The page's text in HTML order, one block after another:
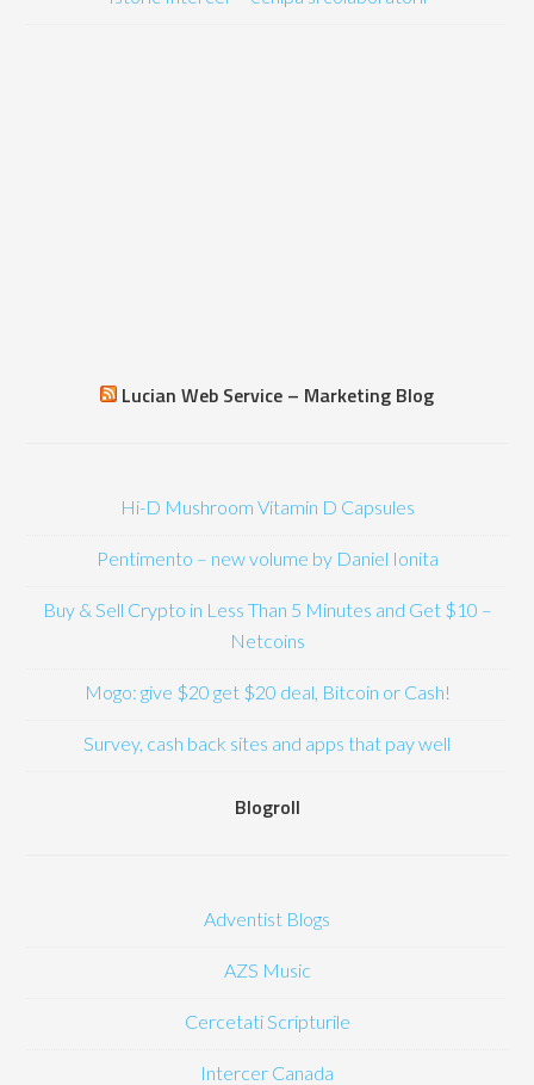
Lucian Web Service – Marketing Blog
Hi-D Mushroom Vitamin D Capsules
Pentimento – new volume by Daniel Ionita
Buy & Sell Crypto in Less Than 5 Minutes and Get $10 –
Netcoins
Mogo: give $20 get $20 deal, Bitcoin or Cash!
Survey, cash back sites and apps that pay well
Blogroll
Adventist Blogs
AZS Music
Cercetati Scripturile
Intercer Canada